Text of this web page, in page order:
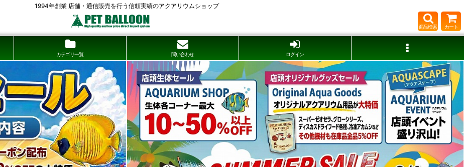
1994年創業 店舗・通信販売を行う信頼実績のアクアリウムショップ
商品検索 カート
カテゴリ一覧 問い合わせ ログイン